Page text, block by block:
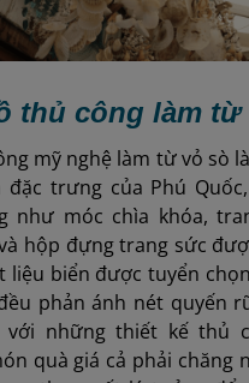
thủ công làm từ
mỹ nghệ làm từ vỏ sò
đặc trưng của Phú
như móc chìa khóa,
hộp đựng trang sức
liệu biển được tuyển
phản ánh nét quyến
với những thiết kế thủ
quà giá cả phải chăng